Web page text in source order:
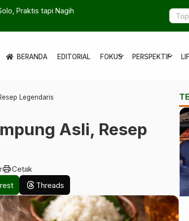
Online Sulit Kembali
Resmi!
BERANDA EDITORIAL FOKUS
expand_more PERSPEKTIF
expand_more
Legendaris
Asli, Resep
printCetak
Threads